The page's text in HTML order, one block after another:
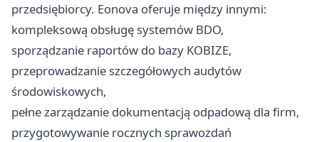
przedsiębiorcy. Eonova oferuje między innymi:
kompleksową obsługę systemów BDO,
sporządzanie raportów do bazy KOBIZE,
przeprowadzanie szczegółowych audytów
środowiskowych,
pełne zarządzanie dokumentacją odpadową dla firm,
przygotowywanie rocznych sprawozdań